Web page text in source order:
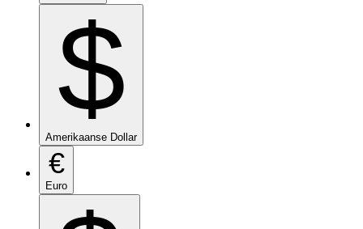
$
Amerikaanse Dollar
€
Euro